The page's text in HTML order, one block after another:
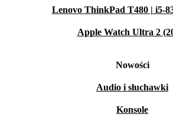
Lenovo ThinkPad T480 | i5-
Apple Watch Ultra 2
Nowości
Audio i słuchawki
Konsole